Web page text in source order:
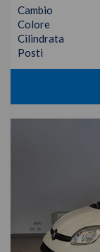
Cambio
Colore
Cilindrata
Posti